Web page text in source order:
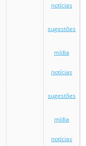
notícias
sugestões
mídia
notícias
sugestões
mídia
notícias